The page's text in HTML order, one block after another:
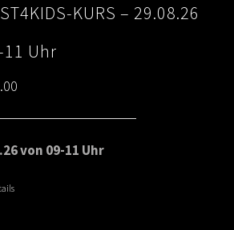
KURS – 29.08.26
11 Uhr
von 09-11 Uhr